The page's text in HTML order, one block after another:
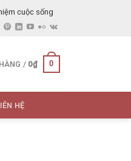
cuộc sống
/ 0₫ 0
HỆ